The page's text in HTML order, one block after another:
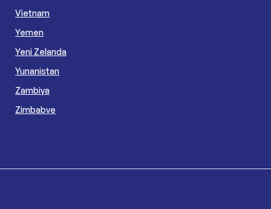
Vietnam
Yemen
Yeni Zelanda
Yunanistan
Zambiya
Zimbabve